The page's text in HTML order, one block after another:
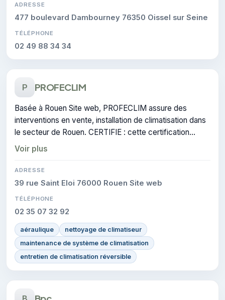
ADRESSE
477 boulevard Dambourney 76350 Oissel sur Seine
TÉLÉPHONE
02 49 88 34 34
P PROFECLIM
Basée à Rouen Site web, PROFECLIM assure des
interventions en vente, installation de climatisation dans
le secteur de Rouen. CERTIFIE : cette certification
atteste du savoir-faire de l'entreprise.
Voir plus
ADRESSE
39 rue Saint Eloi 76000 Rouen Site web
TÉLÉPHONE
02 35 07 32 92
aéraulique
nettoyage de climatiseur
maintenance de système de climatisation
entretien de climatisation réversible